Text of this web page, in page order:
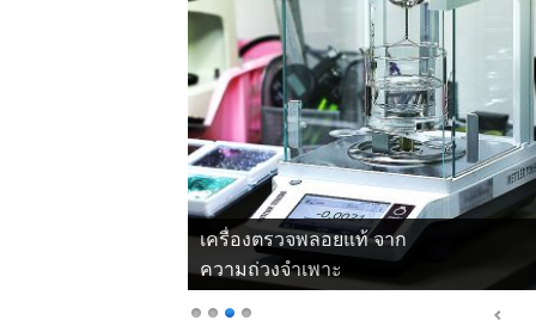
เครื่องตรวจพลอยแท้ จากแสงโพลาไรซ์